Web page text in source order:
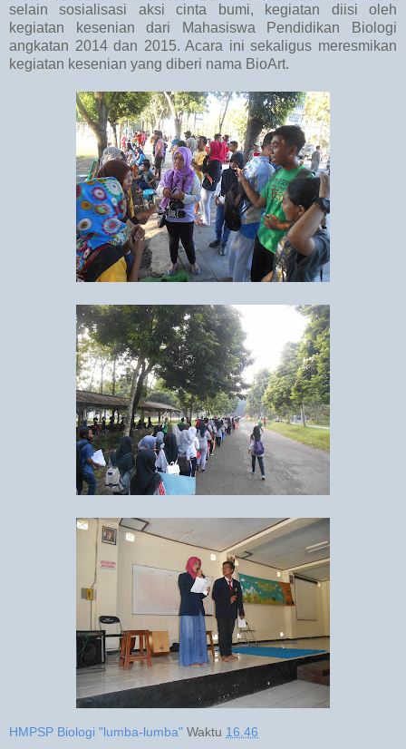
selain sosialisasi aksi cinta bumi, kegiatan diisi oleh
kegiatan kesenian dari Mahasiswa Pendidikan Biologi
angkatan 2014 dan 2015. Acara ini sekaligus meresmikan
kegiatan kesenian yang diberi nama BioArt.
HMPSP Biologi "lumba-lumba" Waktu 16.46